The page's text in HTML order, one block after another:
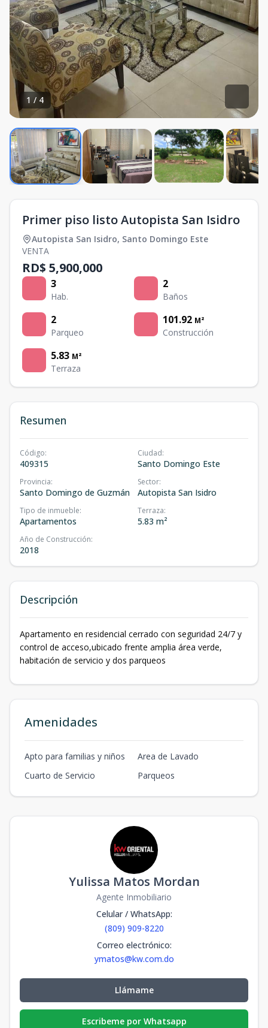
1 / 4
Primer piso listo Autopista San Isidro
Autopista San Isidro, Santo Domingo Este
VENTA
RD$ 5,900,000
3
Hab.
2
Baños
2
Parqueo
101.92 M²
Construcción
5.83 M²
Terraza
Resumen
Código:
409315
Ciudad:
Santo Domingo Este
Provincia:
Santo Domingo de Guzmán
Sector:
Autopista San Isidro
Tipo de inmueble:
Apartamentos
Terraza:
5.83 m²
Año de Construcción:
2018
Descripción
Apartamento en residencial cerrado con seguridad 24/7 y
control de acceso,ubicado frente amplia área verde,
habitación de servicio y dos parqueos
Amenidades
Apto para familias y niños
Area de Lavado
Cuarto de Servicio
Parqueos
Yulissa Matos Mordan
Agente Inmobiliario
Celular / WhatsApp:
(809) 909-8220
Correo electrónico:
ymatos@kw.com.do
Llámame
Escribeme por Whatsapp